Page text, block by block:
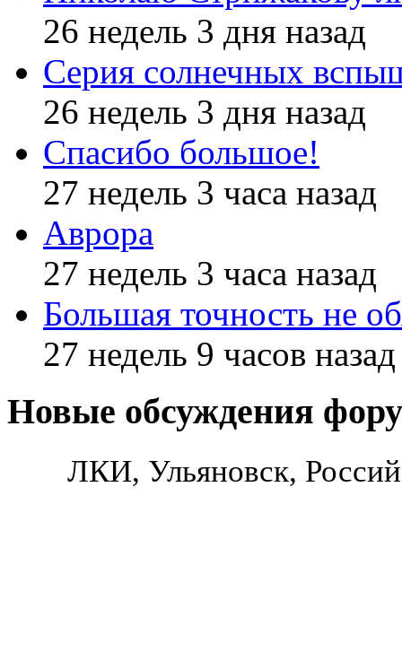
26 недель 3 дня назад
Серия солнечных
26 недель 3 дня назад
Спасибо большое!
27 недель 3 часа назад
Аврора
27 недель 3 часа назад
Большая точность не
27 недель 9 часов назад
Новые обсуждения
ЛКИ, Ульяновск,